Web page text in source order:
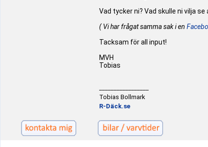
Vad tycker ni? Vad skulle ni vilja
( Vi har frågat samma sak i en
Tacksam för all input!
MVH
Tobias
Tobias Bollmark
R-Däck.se